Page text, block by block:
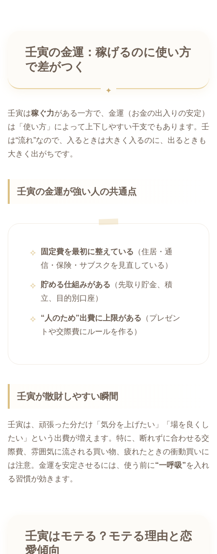
壬寅の金運：稼げるのに使い方
で差がつく
壬寅は稼ぐ力がある一方で、金運（お金の出入りの安定）
は「使い方」によって上下しやすい干支でもあります。壬
は“流れ”なので、入るときは大きく入るのに、出るときも
大きく出がちです。
壬寅の金運が強い人の共通点
固定費を最初に整えている （住居・通
信・保険・サブスクを見直している）
貯める仕組みがある （先取り貯金、積
立、目的別口座）
“人のため”出費に上限がある （プレゼン
トや交際費にルールを作る）
壬寅が散財しやすい瞬間
壬寅は、頑張った分だけ「気分を上げたい」「場を良くし
たい」という出費が増えます。特に、断れずに合わせる交
際費、雰囲気に流される買い物、疲れたときの衝動買いに
は注意。金運を安定させるには、使う前に“一呼吸”を入れ
る習慣が効きます。
壬寅はモテる？モテる理由と恋
愛傾向